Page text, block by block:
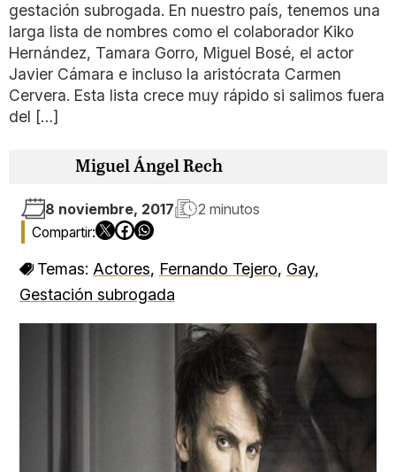
gestación subrogada. En nuestro país, tenemos una
larga lista de nombres como el colaborador Kiko
Hernández, Tamara Gorro, Miguel Bosé, el actor
Javier Cámara e incluso la aristócrata Carmen
Cervera. Esta lista crece muy rápido si salimos fuera
del […]
Miguel Ángel Rech
8 noviembre, 2017 2 minutos
Temas: Actores, Fernando Tejero, Gay,
Gestación subrogada